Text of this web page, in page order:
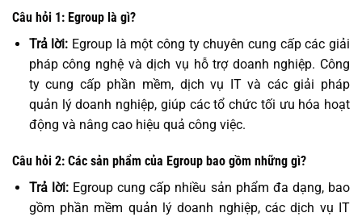
Câu hỏi 1: Egroup là gì?
Trả lời: Egroup là một công ty chuyên cung cấp các giải
pháp công nghệ và dịch vụ hỗ trợ doanh nghiệp. Công
ty cung cấp phần mềm, dịch vụ IT và các giải pháp
quản lý doanh nghiệp, giúp các tổ chức tối ưu hóa hoạt
động và nâng cao hiệu quả công việc.
Câu hỏi 2: Các sản phẩm của Egroup bao gồm những gì?
Trả lời:Egroup cung cấp nhiều sản phẩm đa dạng, bao
gồm phần mềm quản lý doanh nghiệp, các dịch vụ IT